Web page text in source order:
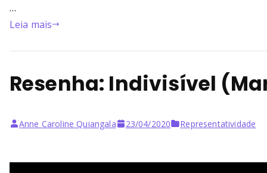
…
Leia mais
Resenha: Indivisível
Anne Caroline Quiangala 23/04/2020 Representatividade